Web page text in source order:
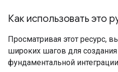
Как использовать это
Просматривая этот ресурс,
широких шагов для
фундаментальной